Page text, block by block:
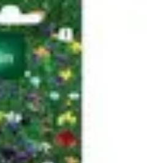
des PlantesSanté du
Pratiques